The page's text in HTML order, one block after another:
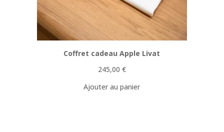
Coffret cadeau Apple Livat
245,00 €
Ajouter au panier